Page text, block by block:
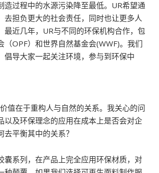
造过程中的水源污染降至最低。UR希望通
去担负更大的社会责任，同时也让更多人
最近几年，UR与不同的环保机构合作，包
（OPF）和世界自然基金会(WWF)。我们
倡导大家一起关注环境，参与到环保中
值在于重构人与自然的关系。我关心的问
以及环保理念的应用在成本上是否会对企
去平衡其中的关系？
囊系列，在产品上完全应用环保材质，对